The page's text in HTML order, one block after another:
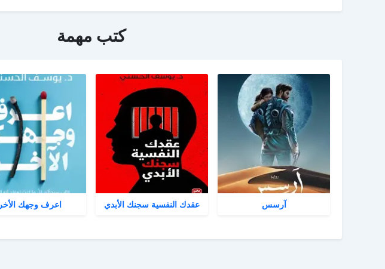
كتب مهمة
آرسس عقدك النفسية سجنك الأبدي اعرف وجهك الأخر